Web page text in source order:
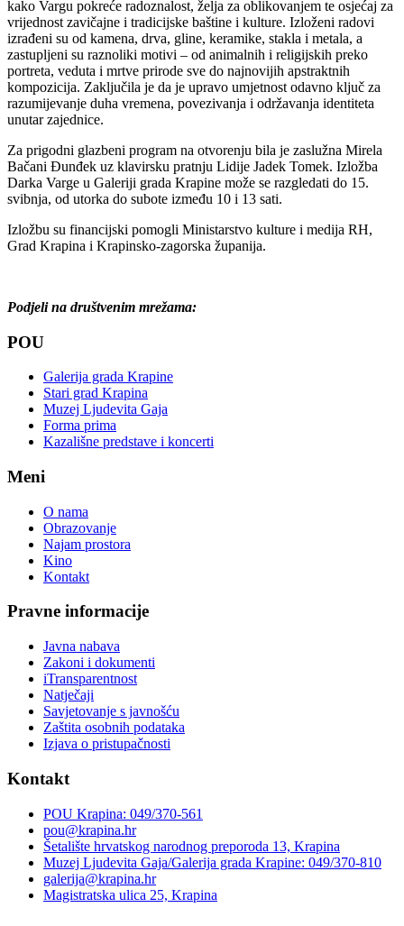
kako Vargu pokreće radoznalost, želja za oblikovanjem te osjećaj za
vrijednost zavičajne i tradicijske baštine i kulture. Izloženi radovi
izrađeni su od kamena, drva, gline, keramike, stakla i metala, a
zastupljeni su raznoliki motivi – od animalnih i religijskih preko
portreta, veduta i mrtve prirode sve do najnovijih apstraktnih
kompozicija. Zaključila je da je upravo umjetnost odavno ključ za
razumijevanje duha vremena, povezivanja i održavanja identiteta
unutar zajednice.
Za prigodni glazbeni program na otvorenju bila je zaslužna Mirela
Bačani Đunđek uz klavirsku pratnju Lidije Jadek Tomek. Izložba
Darka Varge u Galeriji grada Krapine može se razgledati do 15.
svibnja, od utorka do subote između 10 i 13 sati.
Izložbu su financijski pomogli Ministarstvo kulture i medija RH,
Grad Krapina i Krapinsko-zagorska županija.
Podjeli na društvenim mrežama:
POU
Galerija grada Krapine
Stari grad Krapina
Muzej Ljudevita Gaja
Forma prima
Kazališne predstave i koncerti
Meni
O nama
Obrazovanje
Najam prostora
Kino
Kontakt
Pravne informacije
Javna nabava
Zakoni i dokumenti
iTransparentnost
Natječaji
Savjetovanje s javnošću
Zaštita osobnih podataka
Izjava o pristupačnosti
Kontakt
POU Krapina: 049/370-561
pou@krapina.hr
Šetalište hrvatskog narodnog preporoda 13, Krapina
Muzej Ljudevita Gaja/Galerija grada Krapine: 049/370-810
galerija@krapina.hr
Magistratska ulica 25, Krapina